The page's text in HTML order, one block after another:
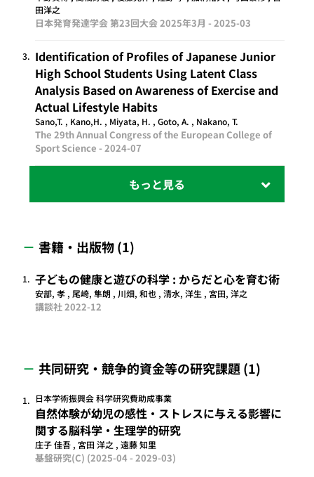
田洋之
日本発育発達学会 第23回大会 2025年3月 - 2025-03
3. Identification of Profiles of Japanese Junior
High School Students Using Latent Class
Analysis Based on Awareness of Exercise and
Actual Lifestyle Habits
Sano,T. , Kano,H. , Miyata, H. , Goto, A. , Nakano, T.
The 29th Annual Congress of the European College of
Sport Science - 2024-07
書籍・出版物 (1)
1. 子どもの健康と遊びの科学 : からだと心を育む術
安部, 孝 , 尾崎, 隼朗 , 川畑, 和也 , 清水, 洋生 , 宮田, 洋之
講談社2022-12
共同研究・競争的資金等の研究課題 (1)
1. 日本学術振興会 科学研究費助成事業
自然体験が幼児の感性・ストレスに与える影響に
関する脳科学・生理学的研究
庄子 佳吾 , 宮田 洋之 , 遠藤 知里
基盤研究(C) (2025-04 - 2029-03)